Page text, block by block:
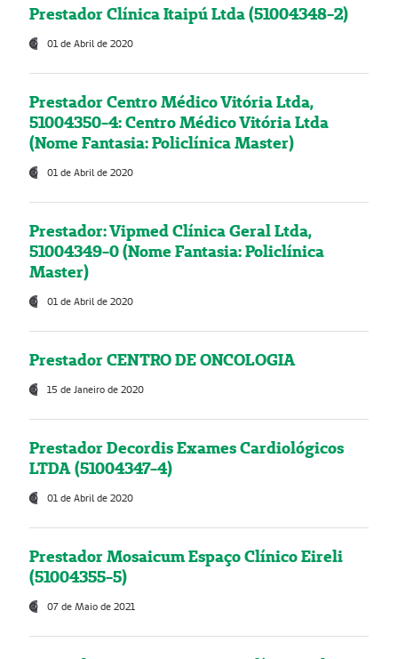
Prestador Clínica Itaipú Ltda (51004348-2)
01 de Abril de 2020
Prestador Centro Médico Vitória Ltda,
51004350-4: Centro Médico Vitória Ltda
(Nome Fantasia: Policlínica Master)
01 de Abril de 2020
Prestador: Vipmed Clínica Geral Ltda,
51004349-0 (Nome Fantasia: Policlínica
Master)
01 de Abril de 2020
Prestador CENTRO DE ONCOLOGIA
15 de Janeiro de 2020
Prestador Decordis Exames Cardiológicos
LTDA (51004347-4)
01 de Abril de 2020
Prestador Mosaicum Espaço Clínico Eireli
(51004355-5)
07 de Maio de 2021